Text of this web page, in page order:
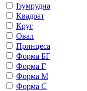
Ізумрудна
Квадрат
Круг
Овал
Принцеса
Форма БГ
Форма Г
Форма М
Форма С